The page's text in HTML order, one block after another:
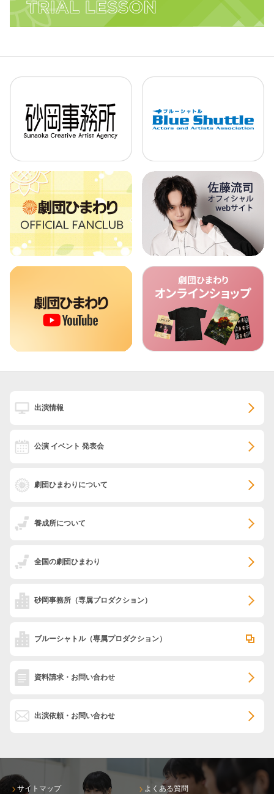
出演情報
公演 イベント 発表会
劇団ひまわりについて
養成所について
全国の劇団ひまわり
砂岡事務所 （専属プロダクション）
ブルーシャトル（専属プロダクション）
資料請求・お問い合わせ
出演依頼・お問い合わせ
サイトマップ よくある質問